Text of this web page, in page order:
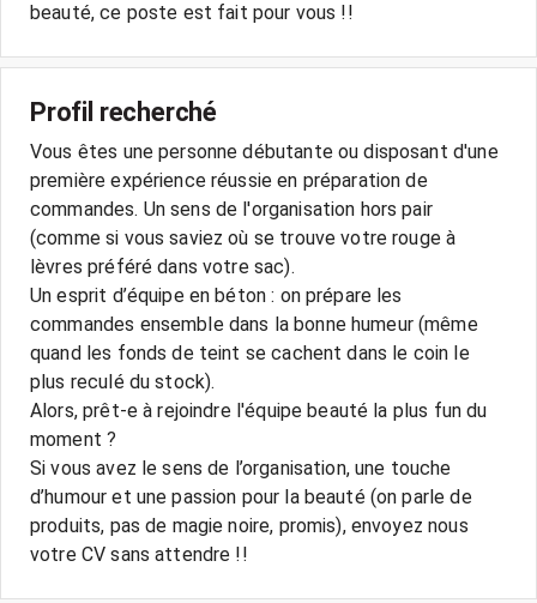
beauté, ce poste est fait pour vous !!
Profil recherché
Vous êtes une personne débutante ou disposant d'une
première expérience réussie en préparation de
commandes. Un sens de l'organisation hors pair
(comme si vous saviez où se trouve votre rouge à
lèvres préféré dans votre sac).
Un esprit d’équipe en béton : on prépare les
commandes ensemble dans la bonne humeur (même
quand les fonds de teint se cachent dans le coin le
plus reculé du stock).
Alors, prêt-e à rejoindre l'équipe beauté la plus fun du
moment ?
Si vous avez le sens de l’organisation, une touche
d’humour et une passion pour la beauté (on parle de
produits, pas de magie noire, promis), envoyez nous
votre CV sans attendre !!